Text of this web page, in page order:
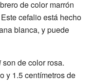
de color marrón
cefalio está hecho
blanca, y puede
son de color rosa.
y 1.5 centímetros de